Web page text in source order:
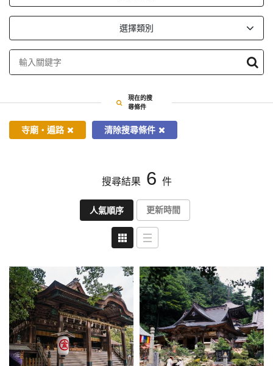
選擇類別
依
定
件
尋
現在的搜
尋條件
寺廟・遍路 清除搜尋條件
搜尋結果 6 件
人氣順序 更新時間